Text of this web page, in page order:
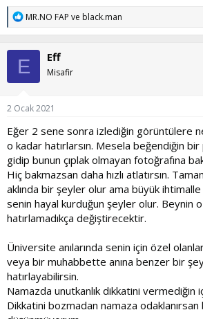
T
p
k
i
l
e
:
MR.NO FAP ve black.man
E Eff
Misafir
2 Ocak 2021
Eğer 2 sene sonra izlediğin görüntülere
o kadar hatırlarsın. Mesela beğendiğin
gidip bunun çıplak olmayan fotoğrafına
Hiç bakmazsan daha hızlı atlatırsın.
aklında bir şeyler olur ama büyük
senin hayal kurduğun şeyler olur. Beynin
hatırlamadıkça değiştirecektir.
Üniversite anılarında senin için özel
veya bir muhabbette anına benzer bir
hatırlayabilirsin.
Namazda unutkanlık dikkatini vermediğin
Dikkatini bozmadan namaza odaklanırsan